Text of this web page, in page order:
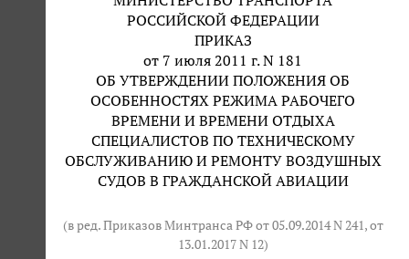
РОССИЙСКОЙ ФЕДЕРАЦИИ
ПРИКАЗ
от 7 июля 2011 г. N 181
ОБ УТВЕРЖДЕНИИ ПОЛОЖЕНИЯ ОБ
ОСОБЕННОСТЯХ РЕЖИМА РАБОЧЕГО
ВРЕМЕНИ И ВРЕМЕНИ ОТДЫХА
СПЕЦИАЛИСТОВ ПО ТЕХНИЧЕСКОМУ
ОБСЛУЖИВАНИЮ И РЕМОНТУ ВОЗДУШНЫХ
СУДОВ В ГРАЖДАНСКОЙ АВИАЦИИ
(в ред. Приказов Минтранса РФ от 05.09.2014 N 241, от
13.01.2017 N 12)